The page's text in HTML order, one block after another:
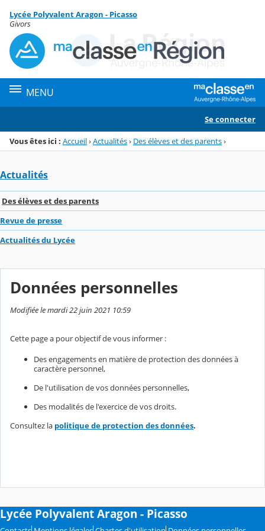
Menu de la rubrique
Contenu
Lycée Polyvalent Aragon - Picasso
Givors
MENU
Se connecter
Vous êtes ici : Accueil›Actualités› Des élèves et des parents›
Actualités
Des élèves et des parents
Revue de presse
Actualités du Lycée
Données personnelles
Modifiée le mardi 22 juin 2021 10:59
Cette page a pour objectif de vous informer :
Des engagements en matière de protection des données à
caractère personnel,
De l'utilisation de vos données personnelles,
Des modalités de l'exercice de vos droits.
Consultez la politique de protection des données.
Lycée Polyvalent Aragon - Picasso